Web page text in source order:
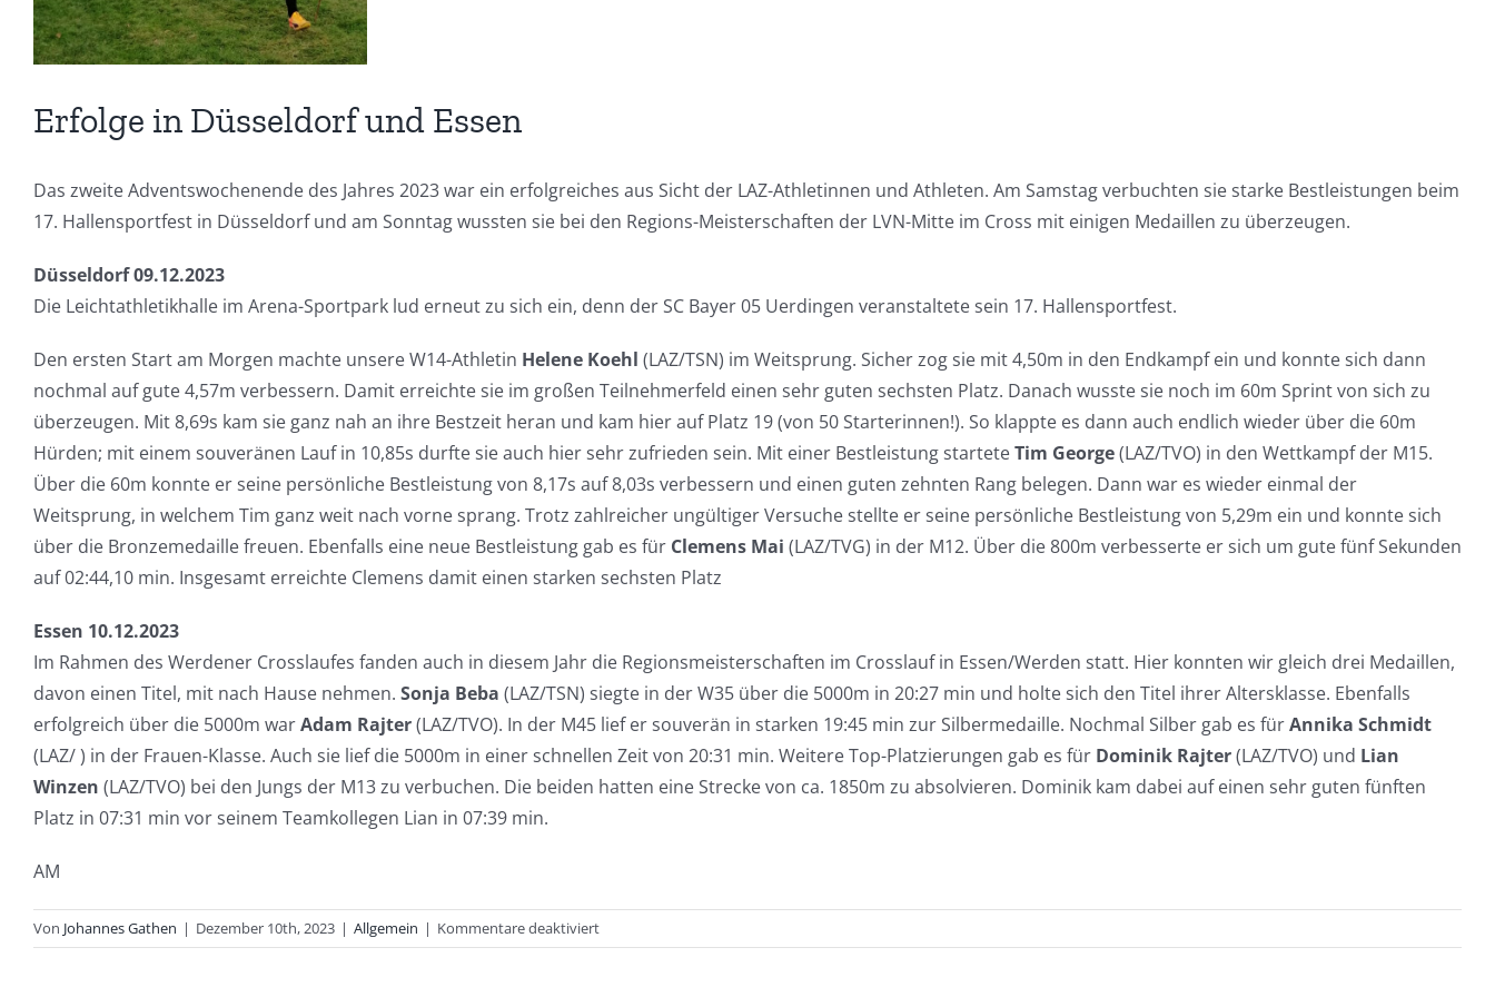
Erfolge in Düsseldorf und Essen
Das zweite Adventswochenende des Jahres 2023 war ein erfolgreiches aus Sicht der LAZ-Athletinnen und Athleten. Am Samstag verbuchten sie starke Bestleistungen beim
17. Hallensportfest in Düsseldorf und am Sonntag wussten sie bei den Regions-Meisterschaften der LVN-Mitte im Cross mit einigen Medaillen zu überzeugen.
Düsseldorf 09.12.2023
Die Leichtathletikhalle im Arena-Sportpark lud erneut zu sich ein, denn der SC Bayer 05 Uerdingen veranstaltete sein 17. Hallensportfest.
Den ersten Start am Morgen machte unsere W14-Athletin Helene Koehl (LAZ/TSN) im Weitsprung. Sicher zog sie mit 4,50m in den Endkampf ein und konnte sich dann
nochmal auf gute 4,57m verbessern. Damit erreichte sie im großen Teilnehmerfeld einen sehr guten sechsten Platz. Danach wusste sie noch im 60m Sprint von sich zu
überzeugen. Mit 8,69s kam sie ganz nah an ihre Bestzeit heran und kam hier auf Platz 19 (von 50 Starterinnen!). So klappte es dann auch endlich wieder über die 60m
Hürden; mit einem souveränen Lauf in 10,85s durfte sie auch hier sehr zufrieden sein. Mit einer Bestleistung starteteTim George(LAZ/TVO) in den Wettkampf der M15.
Über die 60m konnte er seine persönliche Bestleistung von 8,17s auf 8,03s verbessern und einen guten zehnten Rang belegen. Dann war es wieder einmal der
Weitsprung, in welchem Tim ganz weit nach vorne sprang. Trotz zahlreicher ungültiger Versuche stellte er seine persönliche Bestleistung von 5,29m ein und konnte sich
über die Bronzemedaille freuen. Ebenfalls eine neue Bestleistung gab es für Clemens Mai (LAZ/TVG) in der M12. Über die 800m verbesserte er sich um gute fünf Sekunden
auf 02:44,10 min. Insgesamt erreichte Clemens damit einen starken sechsten Platz
Essen 10.12.2023
Im Rahmen des Werdener Crosslaufes fanden auch in diesem Jahr die Regionsmeisterschaften im Crosslauf in Essen/Werden statt. Hier konnten wir gleich drei Medaillen,
davon einen Titel, mit nach Hause nehmen. Sonja Beba (LAZ/TSN) siegte in der W35 über die 5000m in 20:27 min und holte sich den Titel ihrer Altersklasse. Ebenfalls
erfolgreich über die 5000m warAdam Rajter(LAZ/TVO). In der M45 lief er souverän in starken 19:45 min zur Silbermedaille. Nochmal Silber gab es fürAnnika Schmidt
(LAZ/ ) in der Frauen-Klasse. Auch sie lief die 5000m in einer schnellen Zeit von 20:31 min. Weitere Top-Platzierungen gab es für Dominik Rajter(LAZ/TVO) und Lian
Winzen (LAZ/TVO) bei den Jungs der M13 zu verbuchen. Die beiden hatten eine Strecke von ca. 1850m zu absolvieren. Dominik kam dabei auf einen sehr guten fünften
Platz in 07:31 min vor seinem Teamkollegen Lian in 07:39 min.
AM
Von Johannes Gathen | Dezember 10th, 2023 | Allgemein | Kommentare deaktiviertfür
Erfolge